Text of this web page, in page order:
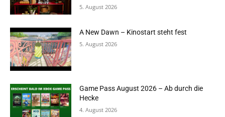
5. August 2026
A New Dawn – Kinostart steht fest
5. August 2026
Game Pass August 2026 – Ab durch die
Hecke
4. August 2026